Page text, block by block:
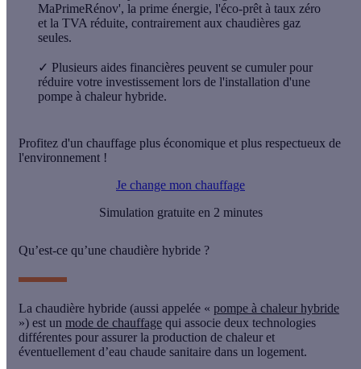
MaPrimeRénov', la prime énergie, l'éco-prêt à taux zéro
et la TVA réduite, contrairement aux chaudières gaz
seules.
✓ Plusieurs aides financières peuvent se cumuler pour
réduire votre investissement lors de l'installation d'une
pompe à chaleur hybride.
Profitez d'un chauffage plus économique et plus respectueux de
l'environnement !
Je change mon chauffage
Simulation gratuite en 2 minutes
Qu’est-ce qu’une chaudière hybride ?
La chaudière hybride (aussi appelée « pompe à chaleur hybride
») est un mode de chauffage qui associe deux technologies
différentes pour assurer la production de chaleur et
éventuellement d’eau chaude sanitaire dans un logement.